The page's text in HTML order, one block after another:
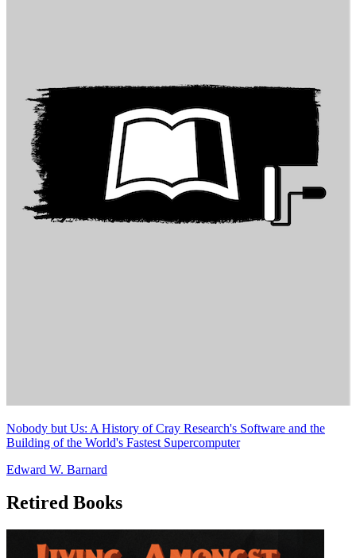
Nobody but Us: A History of Cray Research's Software and the
Building of the World's Fastest Supercomputer
Edward W. Barnard
Retired Books